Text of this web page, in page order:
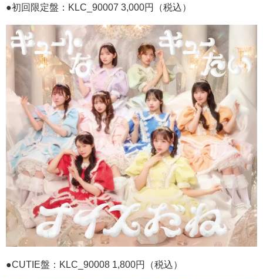
●初回限定盤： KLC_90007 3,000円（税込）
●CUTIE盤： KLC_90008 1,800円（税込）